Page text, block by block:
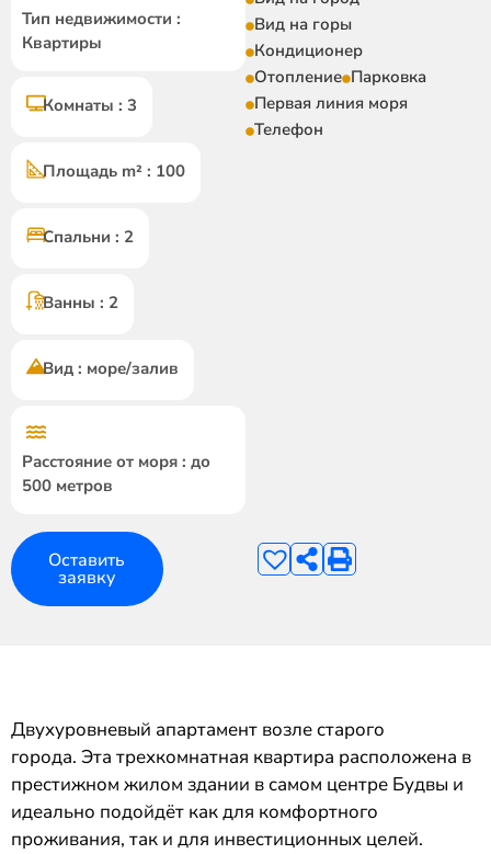
Тип недвижимости :
Квартиры
Комнаты : 3
Площадь m² : 100
Спальни : 2
Ванны : 2
Вид : море/залив
Расстояние от моря : до
500 метров
Вид на горы
Кондиционер
Отопление Парковка
Первая линия моря
Телефон
Оставить
заявку
Двухуровневый апартамент возле старого
города. Эта трехкомнатная квартира расположена в
престижном жилом здании в самом центре Будвы и
идеально подойдёт как для комфортного
проживания, так и для инвестиционных целей.